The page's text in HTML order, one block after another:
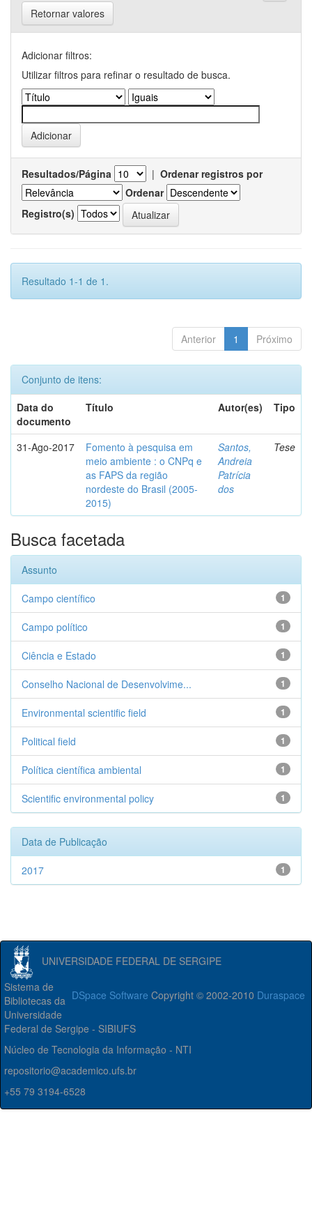
Retornar valores
Adicionar filtros:
Utilizar filtros para refinar o resultado de busca.
Resultados/Página | Ordenar registros por
Ordenar
Registro(s)
Resultado 1-1 de 1.
Anterior 1 Próximo
Conjunto de itens:
Data do
documento
Título Autor(es) Tipo
31-Ago-2017
Fomento à pesquisa em
meio ambiente : o CNPq e
as FAPS da região
nordeste do Brasil (2005-
2015)
Santos,
Andreia
Patrícia
dos
Tese
Busca facetada
Assunto
1
Campo científico
1
Campo político
1
Ciência e Estado
1
Conselho Nacional de Desenvolvime...
1
Environmental scientific field
1
Political field
1
Política científica ambiental
1
Scientific environmental policy
Data de Publicação
1
2017
UNIVERSIDADE FEDERAL DE SERGIPE
DSpace Software Copyright © 2002-2010 Duraspace
Sistema de
Bibliotecas da
Universidade
Federal de Sergipe - SIBIUFS
Núcleo de Tecnologia da Informação - NTI
repositorio@academico.ufs.br
+55 79 3194-6528